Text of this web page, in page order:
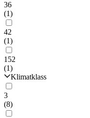
36
(1)
42
(1)
152
(1)
Klimatklass
3
(8)